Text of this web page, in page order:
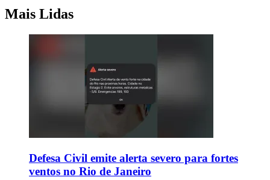
Mais Lidas
Defesa Civil emite alerta severo para fortes
ventos no Rio de Janeiro